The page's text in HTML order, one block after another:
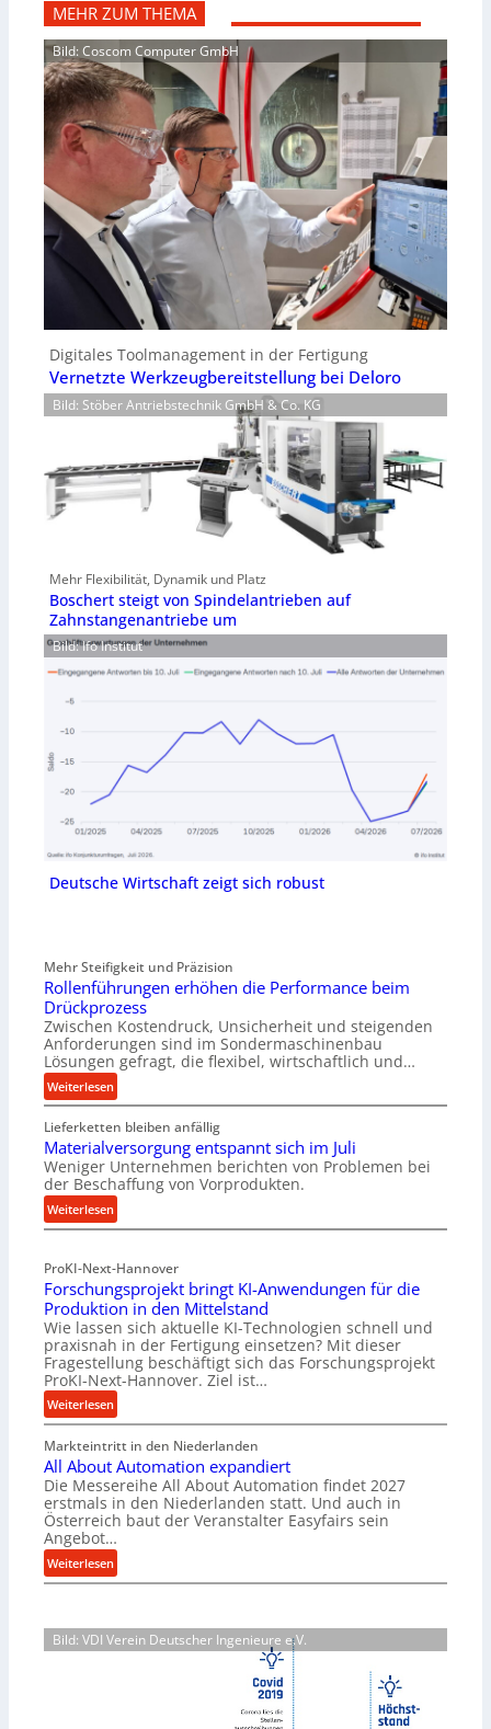
MEHR ZUM THEMA
Bild: Coscom Computer GmbH
Digitales Toolmanagement in der Fertigung
Vernetzte Werkzeugbereitstellung bei Deloro
Bild: Stöber Antriebstechnik GmbH & Co. KG
Mehr Flexibilität, Dynamik und Platz
Boschert steigt von Spindelantrieben auf
Zahnstangenantriebe um
Bild: Ifo Institut
Deutsche Wirtschaft zeigt sich robust
Mehr Steifigkeit und Präzision
Rollenführungen erhöhen die Performance beim
Drückprozess
Zwischen Kostendruck, Unsicherheit und steigenden
Anforderungen sind im Sondermaschinenbau
Lösungen gefragt, die flexibel, wirtschaftlich und…
Weiterlesen:
R
o
l
l
e
n
f
h
r
u
n
g
e
n
e
r
h
ö
h
e
n
d
i
P
e
Lieferketten bleiben anfällig
Materialversorgung entspannt sich im Juli
Weniger Unternehmen berichten von Problemen bei
der Beschaffung von Vorprodukten.
Weiterlesen:
M
t
e
r
i
a
l
v
e
r
g
u
n
g
t
ProKI-Next-Hannover
Forschungsprojekt bringt KI-Anwendungen für die
Produktion in den Mittelstand
Wie lassen sich aktuelle KI-Technologien schnell und
praxisnah in der Fertigung einsetzen? Mit dieser
Fragestellung beschäftigt sich das Forschungsprojekt
ProKI-Next-Hannover. Ziel ist…
Weiterlesen:
F
o
r
s
c
h
u
n
p
r
Markteintritt in den Niederlanden
All About Automation expandiert
Die Messereihe All About Automation findet 2027
erstmals in den Niederlanden statt. Und auch in
Österreich baut der Veranstalter Easyfairs sein
Angebot…
Weiterlesen:
A
A
Bild: VDI Verein Deutscher Ingenieure e.V.